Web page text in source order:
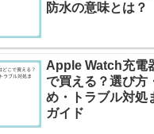
防水の意味とは？
Apple Watch充電
で買える？選び方
め・トラブル対処
ガイド